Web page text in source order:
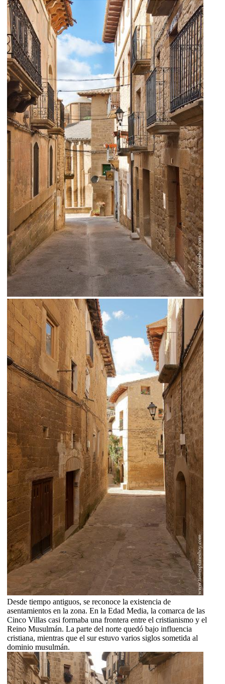
Desde tiempo antiguos, se reconoce la existencia de
asentamientos en la zona. En la Edad Media, la comarca de las
Cinco Villas casi formaba una frontera entre el cristianismo y el
Reino Musulmán. La parte del norte quedó bajo influencia
cristiana, mientras que el sur estuvo varios siglos sometida al
dominio musulmán.